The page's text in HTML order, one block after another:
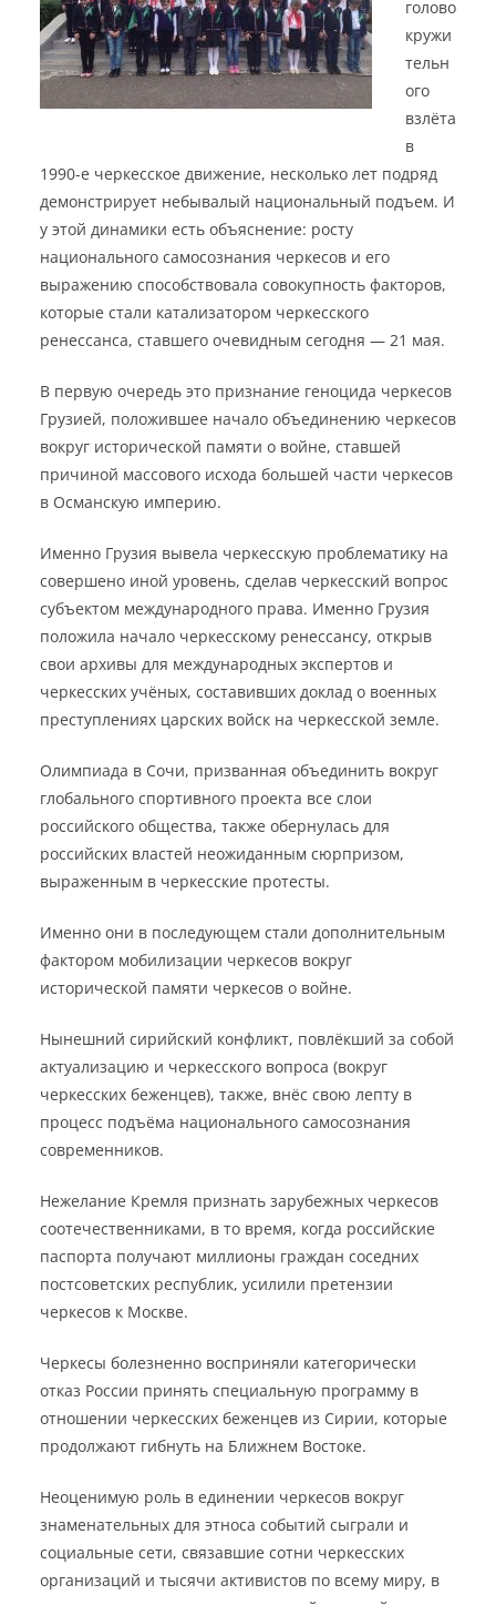
голово
кружи
тельн
ого
взлёта
в
1990-е черкесское движение, несколько лет подряд
демонстрирует небывалый национальный подъем. И
у этой динамики есть объяснение: росту
национального самосознания черкесов и его
выражению способствовала совокупность факторов,
которые стали катализатором черкесского
ренессанса, ставшего очевидным сегодня — 21 мая.
В первую очередь это признание геноцида черкесов
Грузией, положившее начало объединению черкесов
вокруг исторической памяти о войне, ставшей
причиной массового исхода большей части черкесов
в Османскую империю.
Именно Грузия вывела черкесскую проблематику на
совершено иной уровень, сделав черкесский вопрос
субъектом международного права. Именно Грузия
положила начало черкесскому ренессансу, открыв
свои архивы для международных экспертов и
черкесских учёных, составивших доклад о военных
преступлениях царских войск на черкесской земле.
Олимпиада в Сочи, призванная объединить вокруг
глобального спортивного проекта все слои
российского общества, также обернулась для
российских властей неожиданным сюрпризом,
выраженным в черкесские протесты.
Именно они в последующем стали дополнительным
фактором мобилизации черкесов вокруг
исторической памяти черкесов о войне.
Нынешний сирийский конфликт, повлёкший за собой
актуализацию и черкесского вопроса (вокруг
черкесских беженцев), также, внёс свою лепту в
процесс подъёма национального самосознания
современников.
Нежелание Кремля признать зарубежных черкесов
соотечественниками, в то время, когда российские
паспорта получают миллионы граждан соседних
постсоветских республик, усилили претензии
черкесов к Москве.
Черкесы болезненно восприняли категорически
отказ России принять специальную программу в
отношении черкесских беженцев из Сирии, которые
продолжают гибнуть на Ближнем Востоке.
Неоценимую роль в единении черкесов вокруг
знаменательных для этноса событий сыграли и
социальные сети, связавшие сотни черкесских
организаций и тысячи активистов по всему миру, в